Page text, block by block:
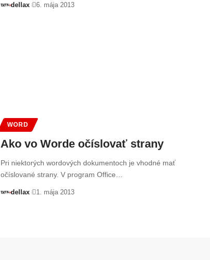
dellax 6. mája 2013
WORD
Ako vo Worde očíslovať strany
Pri niektorých wordových dokumentoch je vhodné mať
očíslované strany. V program Office…
dellax 1. mája 2013